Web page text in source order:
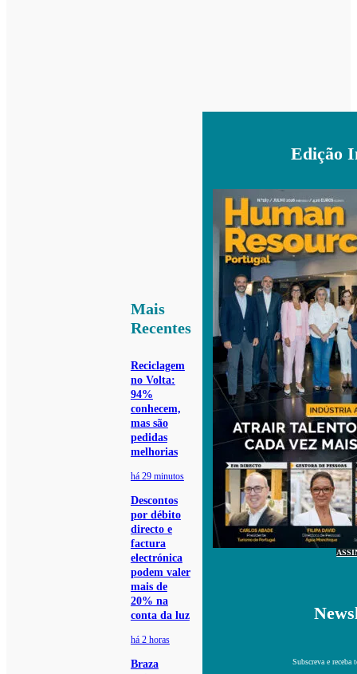
Mais
Recentes
Reciclagem
no Volta:
94%
conhecem,
mas são
pedidas
melhorias
há 29 minutos
Descontos
por débito
directo e
factura
electrónica
podem valer
mais de
20% na
conta da luz
há 2 horas
Braza
Edição
Subscreva e receba